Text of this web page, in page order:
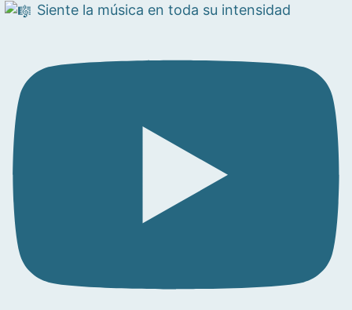
Siente la música en toda su intensidad